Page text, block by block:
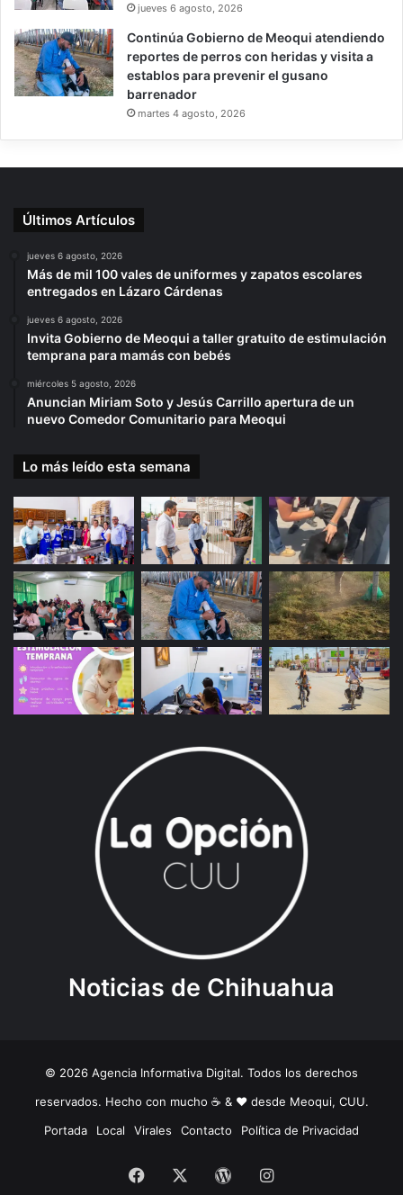
jueves 6 agosto, 2026
Continúa Gobierno de Meoqui atendiendo
reportes de perros con heridas y visita a
establos para prevenir el gusano
barrenador
martes 4 agosto, 2026
Últimos Artículos
jueves 6 agosto, 2026
Más de mil 100 vales de uniformes y zapatos escolares
entregados en Lázaro Cárdenas
jueves 6 agosto, 2026
Invita Gobierno de Meoqui a taller gratuito de estimulación
temprana para mamás con bebés
miércoles 5 agosto, 2026
Anuncian Miriam Soto y Jesús Carrillo apertura de un
nuevo Comedor Comunitario para Meoqui
Lo más leído esta semana
Noticias de Chihuahua
© 2026 Agencia Informativa Digital. Todos los derechos
reservados. Hecho con mucho ☕️ & ❤️ desde Meoqui, CUU.
Portada
Local Virales Contacto Política de Privacidad
Facebook WordPressInstagram